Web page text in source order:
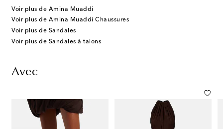
Voir plus de Amina Muaddi
Voir plus de Amina Muaddi Chaussures
Voir plus de Sandales
Voir plus de Sandales à talons
Avec